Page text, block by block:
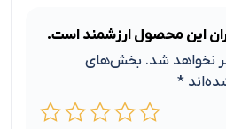
این محصول ارزشمند است.
نخواهد شد. بخش‌های
*